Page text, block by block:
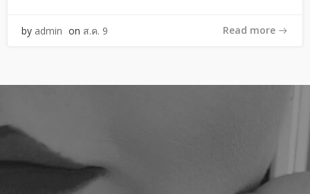
by admin on ส.ค. 9 Read more